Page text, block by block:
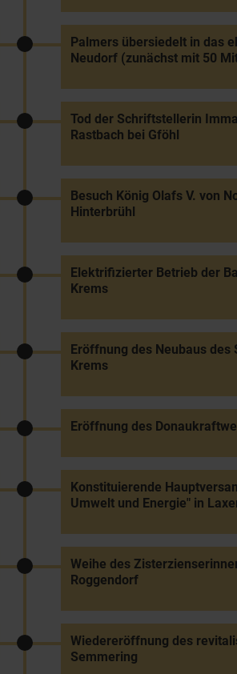
Palmers übersiedelt in das
Neudorf (zunächst mit 50
Tod der Schriftstellerin
Rastbach bei Gföhl
Besuch König Olafs V. von
Hinterbrühl
Elektrifizierter Betrieb der
Krems
Eröffnung des Neubaus
Krems
Eröffnung des
Konstituierende
Umwelt und Energie" in
Weihe des
Roggendorf
Wiedereröffnung des
Semmering